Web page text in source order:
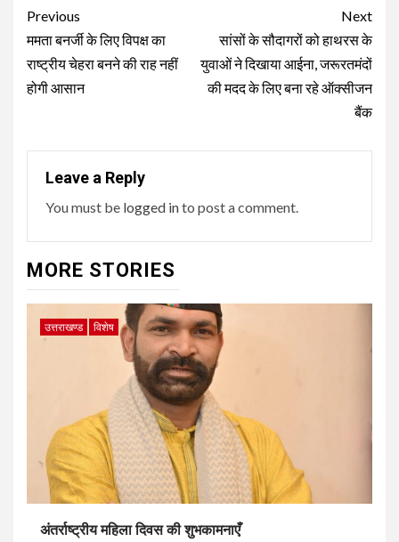
Post
navigation
Previous
ममता बनर्जी के लिए विपक्ष का
राष्ट्रीय चेहरा बनने की राह नहीं
होगी आसान
Next
सांसों के सौदागरों को हाथरस के
युवाओं ने दिखाया आईना, जरूरतमंदों
की मदद के लिए बना रहे ऑक्सीजन
बैंक
Leave a Reply
You must be logged into post a comment.
MORE STORIES
उत्तराखण्ड विशेष
अंतर्राष्ट्रीय महिला दिवस की शुभकामनाएँ